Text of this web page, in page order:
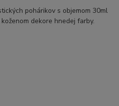
pohárikov s objemom 30ml
dekore hnedej farby.